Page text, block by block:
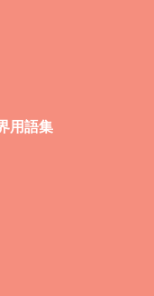
用語集